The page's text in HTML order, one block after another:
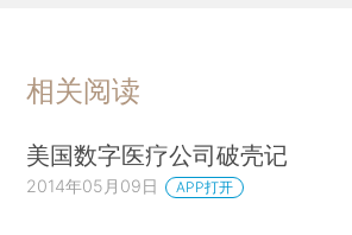
相关阅读
美国数字医疗公司破壳记
2014年05月09日 APP打开